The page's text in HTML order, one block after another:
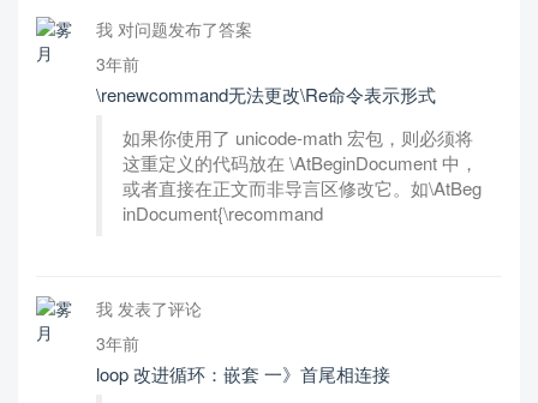
我 对问题发布了答案
3年前
\renewcommand无法更改\Re命令表示形式
如果你使用了 unicode-math 宏包，则必须将
这重定义的代码放在 \AtBeginDocument 中，
或者直接在正文而非导言区修改它。如\AtBeg
inDocument{\recommand
我 发表了评论
3年前
loop 改进循环：嵌套 一》首尾相连接